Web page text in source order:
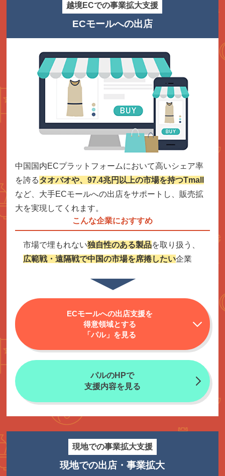
越境ECでの事業拡大支援
ECモールへの出店
中国国内ECプラットフォームにおいて高いシェア率
を誇るタオバオや、97.4兆円以上の市場を持つTmall
など、大手ECモールへの出店をサポートし、販売拡
大を実現してくれます。
こんな企業におすすめ
市場で埋もれない独自性のある製品を取り扱う、
広範戦・遠隔戦で中国の市場を席捲したい企業
ECモールへの出店支援を
得意領域とする
「パル」を見る
パルのHPで
支援内容を見る
現地での事業拡大支援
現地での出店・事業拡大